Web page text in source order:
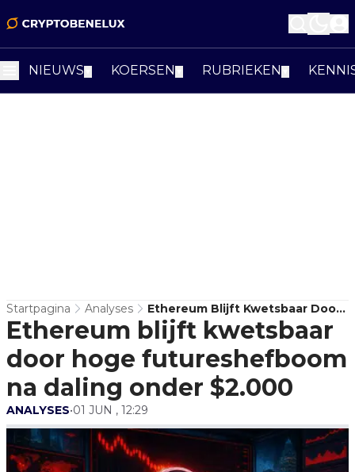
NIEUWS KOERSEN RUBRIEKEN
Startpagina Analyses
Ethereum Blijft Kwetsbaar Door
Hoge Futureshefboom Na Daling
Onder $2.000
Ethereum blijft kwetsbaar
door hoge futureshefboom
na daling onder $2.000
ANALYSES•01 JUN , 12:29